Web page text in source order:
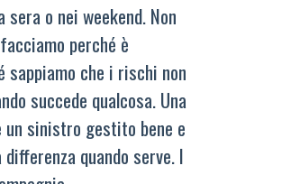
o nei weekend. Non
perché è
che i rischi non
succede qualcosa. Una
un sinistro gestito bene e
quando serve. I